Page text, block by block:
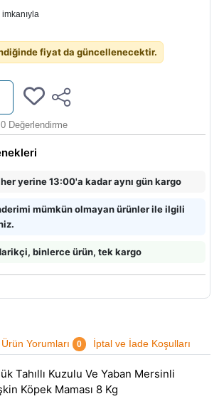
imkanıyla
fiyat da güncellenecektir.
0 Değerlendirme
yerine 13:00'a kadar aynı gün kargo
mümkün olmayan ürünler ile ilgili
binlerce ürün, tek kargo
Ürün Yorumları 0 İptal ve İade Koşulları
Tahıllı Kuzulu Ve Yaban Mersinli
Köpek Maması 8 Kg